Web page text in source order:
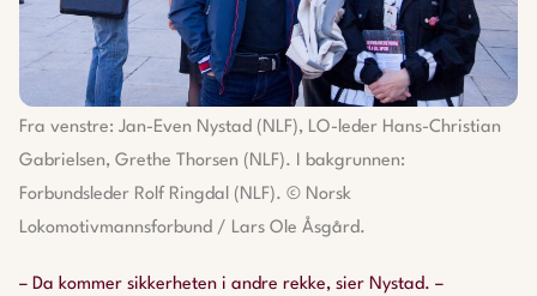
Fra venstre: Jan-Even Nystad (NLF), LO-leder Hans-Christian
Gabrielsen, Grethe Thorsen (NLF). I bakgrunnen:
Forbundsleder Rolf Ringdal (NLF). © Norsk
Lokomotivmannsforbund / Lars Ole Åsgård.
– Da kommer sikkerheten i andre rekke, sier Nystad. –